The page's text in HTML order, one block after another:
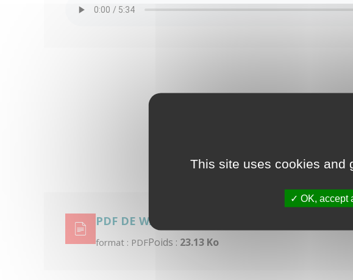
PDF DE WAP
format : PDFPoids : 23.13 Ko
This site uses cookies and
OK, accept